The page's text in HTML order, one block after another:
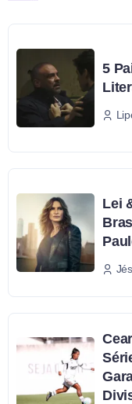
5
Lei